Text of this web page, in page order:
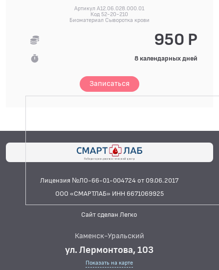
Артикул A12.06.028.000.01
Код 52-20-210
Биоматериал Сыворотка крови
950 Р
8 календарных дней
Записаться
Лицензия №ЛО-66-01-004724 от 09.06.2017
ООО «СМАРТЛАБ» ИНН 6671069925
Сайт сделан Легко
Каменск-Уральский
ул. Лермонтова, 103
Показать на карте